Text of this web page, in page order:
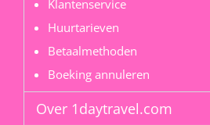
Klantenservice
Huurtarieven
Betaalmethoden
Boeking annuleren
Over 1daytravel.com